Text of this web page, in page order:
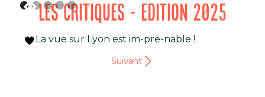
LES CRITIQUES - EDITION 2025
La vue sur Lyon est im-pre-nable !
Suivant